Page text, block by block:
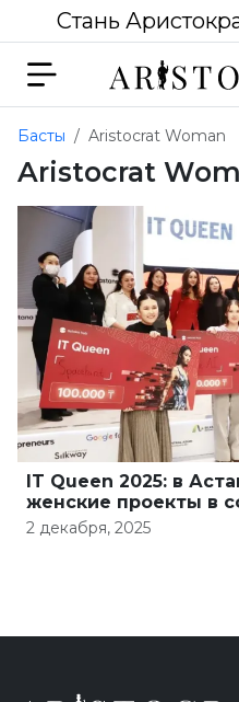
Стань
Басты Aristocrat Woman
Aristocrat
IT Queen 2025: в
женские проекты в
2 декабря, 2025